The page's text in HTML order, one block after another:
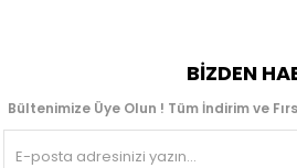
BIZDEN
Bültenimize Üye Olun ! Tüm İndirim ve